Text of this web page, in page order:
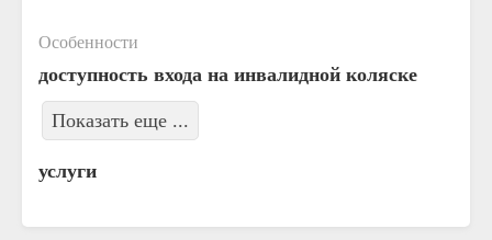
Особенности
доступность входа на инвалидной коляске
Показать еще ...
услуги